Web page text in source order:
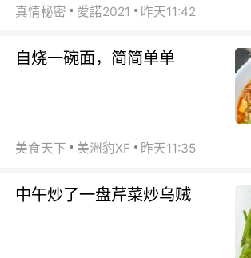
真情秘密 愛諾2021 昨天11:42
自烧一碗面，简简单单
美食天下 美洲豹XF 昨天11:35
中午炒了一盘芹菜炒乌贼